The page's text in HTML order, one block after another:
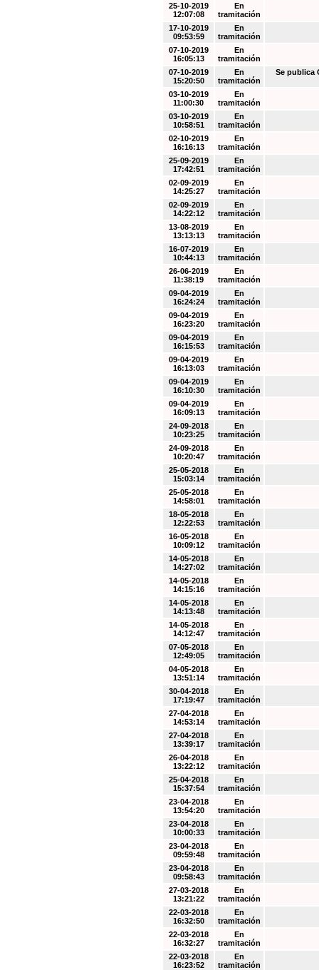
25-10-2019
12:07:08
En
tramitación
17-10-2019
09:53:59
En
tramitación
07-10-2019
16:05:13
En
tramitación
07-10-2019
15:20:50
En
tramitación
Se publica
03-10-2019
11:00:30
En
tramitación
03-10-2019
10:58:51
En
tramitación
02-10-2019
16:16:13
En
tramitación
25-09-2019
17:42:51
En
tramitación
02-09-2019
14:25:27
En
tramitación
02-09-2019
14:22:12
En
tramitación
13-08-2019
13:13:13
En
tramitación
16-07-2019
10:44:13
En
tramitación
26-06-2019
11:38:19
En
tramitación
09-04-2019
16:24:24
En
tramitación
09-04-2019
16:23:20
En
tramitación
09-04-2019
16:15:53
En
tramitación
09-04-2019
16:13:03
En
tramitación
09-04-2019
16:10:30
En
tramitación
09-04-2019
16:09:13
En
tramitación
24-09-2018
10:23:25
En
tramitación
24-09-2018
10:20:47
En
tramitación
25-05-2018
15:03:14
En
tramitación
25-05-2018
14:58:01
En
tramitación
18-05-2018
12:22:53
En
tramitación
16-05-2018
10:09:12
En
tramitación
14-05-2018
14:27:02
En
tramitación
14-05-2018
14:15:16
En
tramitación
14-05-2018
14:13:48
En
tramitación
14-05-2018
14:12:47
En
tramitación
07-05-2018
12:49:05
En
tramitación
04-05-2018
13:51:14
En
tramitación
30-04-2018
17:19:47
En
tramitación
27-04-2018
14:53:14
En
tramitación
27-04-2018
13:39:17
En
tramitación
26-04-2018
13:22:12
En
tramitación
25-04-2018
15:37:54
En
tramitación
23-04-2018
13:54:20
En
tramitación
23-04-2018
10:00:33
En
tramitación
23-04-2018
09:59:48
En
tramitación
23-04-2018
09:58:43
En
tramitación
27-03-2018
13:21:22
En
tramitación
22-03-2018
16:32:50
En
tramitación
22-03-2018
16:32:27
En
tramitación
22-03-2018
16:23:52
En
tramitación